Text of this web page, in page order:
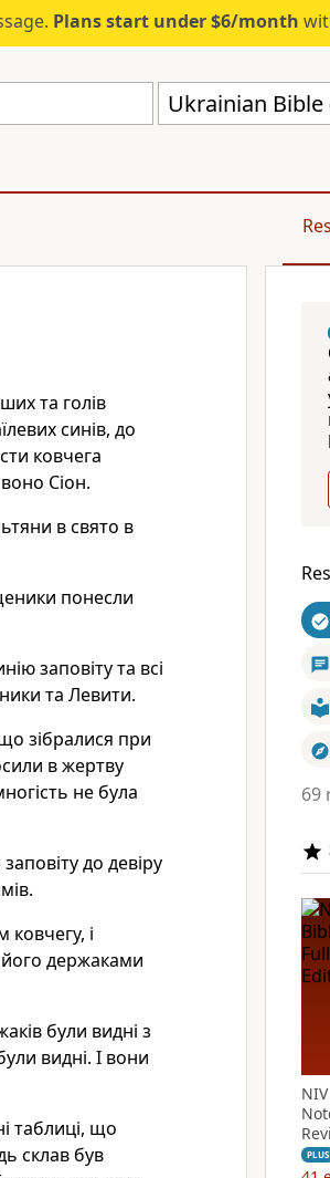
Plans start under $6/month
Ukrainian Bible
та голів
синів, до
ковчега
Сіон.
в свято в
понесли
заповіту та всі
та Левити.
зібралися при
в жертву
не була
до девіру
і
держаками
були видні з
видні. І вони
таблиці, що
склав був
69
PLUS